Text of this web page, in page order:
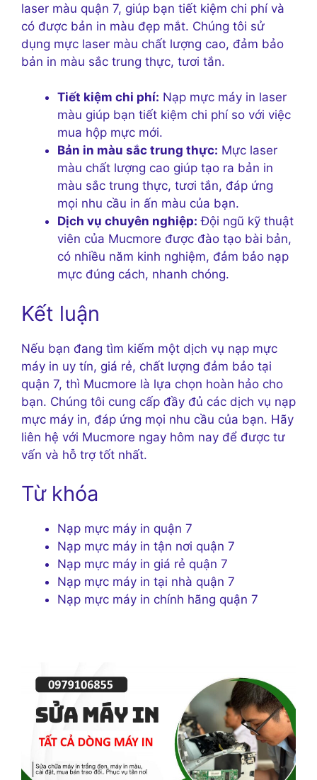
laser màu quận 7, giúp bạn tiết kiệm chi phí và
có được bản in màu đẹp mắt. Chúng tôi sử
dụng mực laser màu chất lượng cao, đảm bảo
bản in màu sắc trung thực, tươi tắn.
Tiết kiệm chi phí: Nạp mực máy in laser
màu giúp bạn tiết kiệm chi phí so với việc
mua hộp mực mới.
Bản in màu sắc trung thực: Mực laser
màu chất lượng cao giúp tạo ra bản in
màu sắc trung thực, tươi tắn, đáp ứng
mọi nhu cầu in ấn màu của bạn.
Dịch vụ chuyên nghiệp: Đội ngũ kỹ thuật
viên của Mucmore được đào tạo bài bản,
có nhiều năm kinh nghiệm, đảm bảo nạp
mực đúng cách, nhanh chóng.
Kết luận
Nếu bạn đang tìm kiếm một dịch vụ nạp mực
máy in uy tín, giá rẻ, chất lượng đảm bảo tại
quận 7, thì Mucmore là lựa chọn hoàn hảo cho
bạn. Chúng tôi cung cấp đầy đủ các dịch vụ nạp
mực máy in, đáp ứng mọi nhu cầu của bạn. Hãy
liên hệ với Mucmore ngay hôm nay để được tư
vấn và hỗ trợ tốt nhất.
Từ khóa
Nạp mực máy in quận 7
Nạp mực máy in tận nơi quận 7
Nạp mực máy in giá rẻ quận 7
Nạp mực máy in tại nhà quận 7
Nạp mực máy in chính hãng quận 7